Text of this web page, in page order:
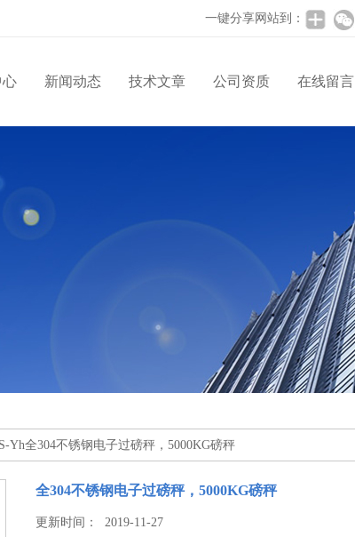
一键分享网站到：
心 新闻动态 技术文章 公司资质 在线留言
Yh全304不锈钢电子过磅秤，5000KG磅秤
全304不锈钢电子过磅秤，5000KG磅秤
更新时间： 2019-11-27